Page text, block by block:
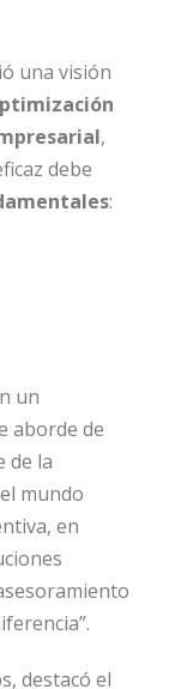
una visión
,
debe
:
un
aborde de
de la
mundo
en
destacó el